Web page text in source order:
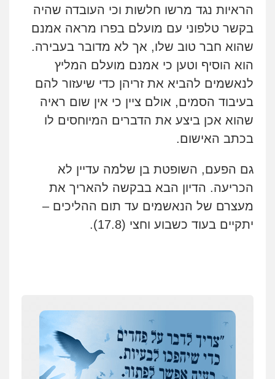
הראיות נגד מרשו חלשות וכי העובדה שהיה
בקשר טלפוני עם מועלם בפרו מראה אמנם
שהוא חבר טוב שלו, אך לא מדובר בעבירה.
הוא הוסיף וטען כי אמנם מועלם המליץ
לנאשמים להביא את זריהן כדי שיעזור להם
בעיבוד הסמים, אולם ציין כי אין שום ראיה
שהוא אכן ביצע את הדברים המיוחסים לו
בכתב האישום.
גם הפעם, השופטת בן שלמה עדיין לא
הכריעה. הדיון הבא בבקשה להאריך את
מעצרם של הנאשמים עד תום ההליכים –
יתקיים בעוד כשבוע וחצי (17.8).
מרכז התחלה חדשה
אסירים עבירות מין שירותים מקצועיים
לעורכי דין
0544500346
מאיה בלום, עו"ס, טיפול ושיקום
טיפול בהתמכרויות שירותים מקצועיים
לעורכי דין
0504062539
עו"ד ד"ר אבי שקד
עבירות כלכליות הלבנת הון חילוטים
עבירות פליליות
0544385337
ניר קידר – צלם
צילום עורכי דין שירותים מקצועיים לעורכי
דין
0504578527
תושב סכנין חשוד ששלח הודעות מאיימות לעורך דין
מקומי
אבי שקד מונה
כחבר ועדת איסור הלבנת הון בלשכת עורכי הדין